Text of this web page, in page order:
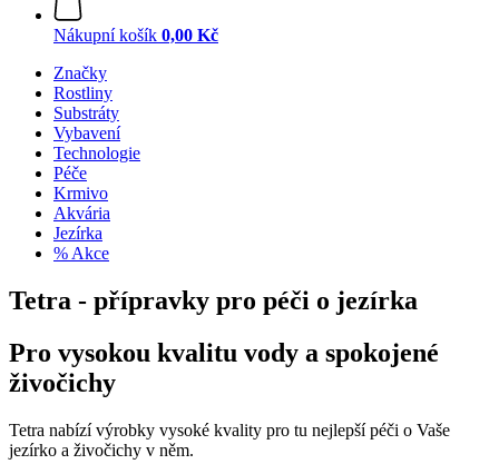
Nákupní košík 0,00 Kč
Značky
Rostliny
Substráty
Vybavení
Technologie
Péče
Krmivo
Akvária
Jezírka
% Akce
Tetra - přípravky pro péči o jezírka
Pro vysokou kvalitu vody a spokojené
živočichy
Tetra nabízí výrobky vysoké kvality pro tu nejlepší péči o Vaše
jezírko a živočichy v něm.